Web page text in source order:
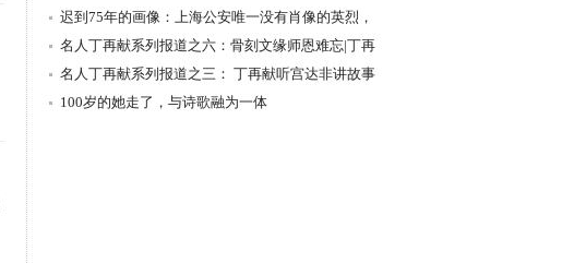
迟到75年的画像：上海公安唯一没有肖像的英烈，
重现年轻模样
名人丁再献系列报道之六：骨刻文缘师恩难忘|丁再
献忆路遥教授
名人丁再献系列报道之三： 丁再献听宫达非讲故事
游栈桥
100岁的她走了，与诗歌融为一体